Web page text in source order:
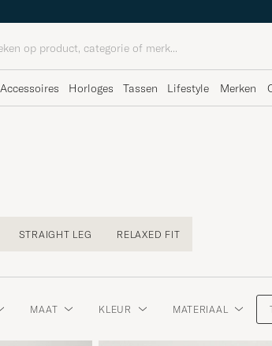
Accessoires Horloges Tassen Lifestyle Merken
STRAIGHT LEG RELAXED FIT
MAAT KLEUR MATERIAAL